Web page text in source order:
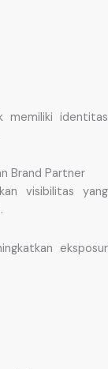
memiliki identitas
Brand Partner
visibilitas yang
eksposur